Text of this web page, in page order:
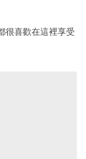
很喜歡在這裡享受